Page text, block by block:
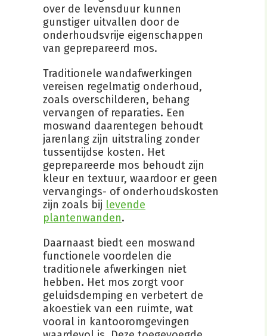
over de levensduur kunnen
gunstiger uitvallen door de
onderhoudsvrije eigenschappen
van geprepareerd mos.
Traditionele wandafwerkingen
vereisen regelmatig onderhoud,
zoals overschilderen, behang
vervangen of reparaties. Een
moswand daarentegen behoudt
jarenlang zijn uitstraling zonder
tussentijdse kosten. Het
geprepareerde mos behoudt zijn
kleur en textuur, waardoor er geen
vervangings- of onderhoudskosten
zijn zoals bij levende
plantenwanden.
Daarnaast biedt een moswand
functionele voordelen die
traditionele afwerkingen niet
hebben. Het mos zorgt voor
geluidsdemping en verbetert de
akoestiek van een ruimte, wat
vooral in kantooromgevingen